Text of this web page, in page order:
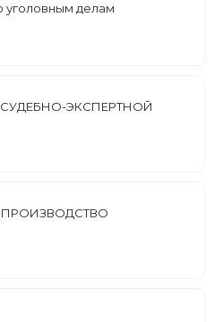
уголовным делам
ЭКСПЕРТНОЙ
ПРОИЗВОДСТВО